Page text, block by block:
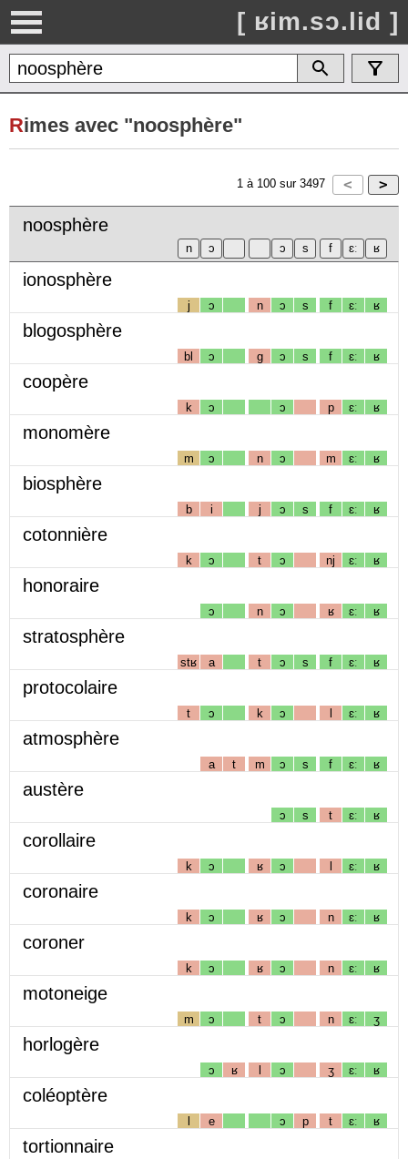
[ ʁim.sɔ.lid ]
Rimes avec "noosphère"
1 à 100 sur 3497
noosphère
ionosphère
j ɔ n ɔ s f ɛː ʁ
blogosphère
bl ɔ g ɔ s f ɛː ʁ
coopère
k ɔ ɔ p ɛː ʁ
monomère
m ɔ n ɔ m ɛː ʁ
biosphère
b i j ɔ s f ɛː ʁ
cotonnière
k ɔ t ɔ nj ɛː ʁ
honoraire
ɔ n ɔ ʁ ɛː ʁ
stratosphère
stʁ a t ɔ s f ɛː ʁ
protocolaire
t ɔ k ɔ l ɛː ʁ
atmosphère
a t m ɔ s f ɛː ʁ
austère
ɔ s t ɛː ʁ
corollaire
k ɔ ʁ ɔ l ɛː ʁ
coronaire
k ɔ ʁ ɔ n ɛː ʁ
coroner
k ɔ ʁ ɔ n ɛː ʁ
motoneige
m ɔ t ɔ n ɛː ʒ
horlogère
ɔ ʁ l ɔ ʒ ɛː ʁ
coléoptère
l e ɔ p t ɛː ʁ
tortionnaire